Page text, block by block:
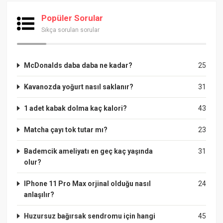
Popüler Sorular
Sıkça sorulan sorular
25
McDonalds daba daba ne kadar?
31
Kavanozda yoğurt nasıl saklanır?
43
1 adet kabak dolma kaç kalori?
23
Matcha çayı tok tutar mı?
31
Bademcik ameliyatı en geç kaç yaşında
olur?
24
IPhone 11 Pro Max orjinal olduğu nasıl
anlaşılır?
45
Huzursuz bağırsak sendromu için hangi